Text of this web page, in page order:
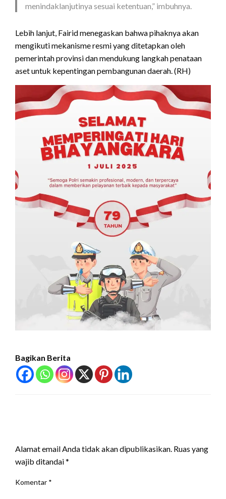
menindaklanjutinya sesuai ketentuan,” imbuhnya.
Lebih lanjut, Fairid menegaskan bahwa pihaknya akan
mengikuti mekanisme resmi yang ditetapkan oleh
pemerintah provinsi dan mendukung langkah penataan
aset untuk kepentingan pembangunan daerah. (RH)
Bagikan Berita
Alamat email Anda tidak akan dipublikasikan. Ruas yang
wajib ditandai*
Komentar *